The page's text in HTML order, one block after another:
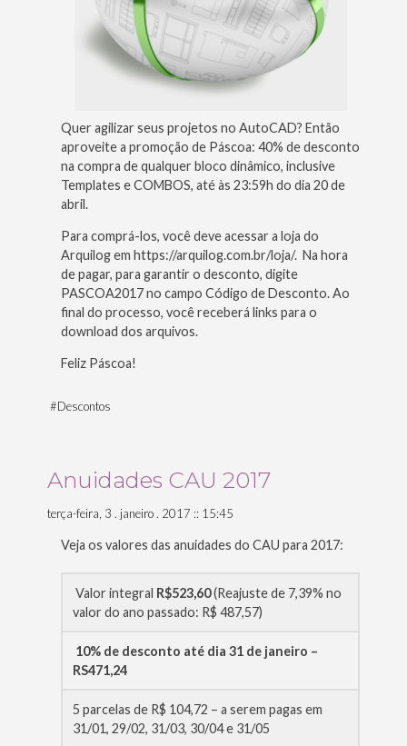
Quer agilizar seus projetos no AutoCAD? Então
aproveite a promoção de Páscoa: 40% de desconto
na compra de qualquer bloco dinâmico, inclusive
Templates e COMBOS, até às 23:59h do dia 20 de
abril.
Para comprá-los, você deve acessar a loja do
Arquilog em https://arquilog.com.br/loja/. Na hora
de pagar, para garantir o desconto, digite
PASCOA2017 no campo Código de Desconto. Ao
final do processo, você receberá links para o
download dos arquivos.
Feliz Páscoa!
#Descontos
Anuidades CAU 2017
terça-feira, 3 . janeiro . 2017 :: 15:45
Veja os valores das anuidades do CAU para 2017:
Valor integral R$523,60(Reajuste de 7,39% no
valor do ano passado: R$ 487,57)
10% de desconto até dia 31 de janeiro –
RS471,24
5 parcelas de R$ 104,72 – a serem pagas em
31/01, 29/02, 31/03, 30/04 e 31/05